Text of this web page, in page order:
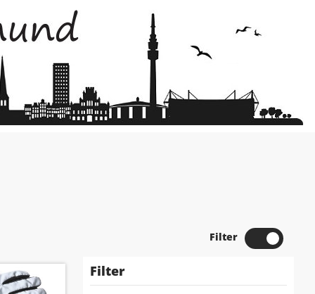
Filter
Filter